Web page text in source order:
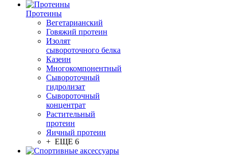
Протеины
Вегетарианский
Говяжий протеин
Изолят
сывороточного белка
Казеин
Многокомпонентный
Сывороточный
гидролизат
Сывороточный
концентрат
Растительный
протеин
Яичный протеин
+ ЕЩЕ 6